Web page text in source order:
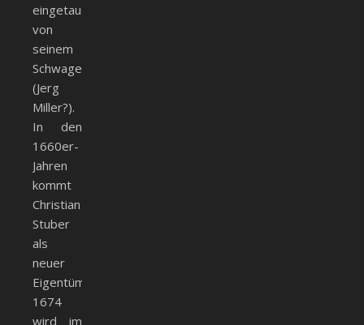
eingetauscht
von
seinem
Schwager
(Jerg
Miller?).
In den
1660er-
Jahren
kommt
Christian
Stuber
als
neuer
Eigentümer.
1674
wird im